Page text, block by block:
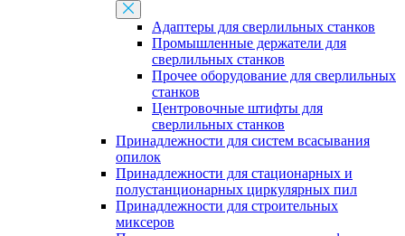
Адаптеры для сверлильных станков
Промышленные держатели для
сверлильных станков
Прочее оборудование для сверлильных
станков
Центровочные штифты для
сверлильных станков
Принадлежности для систем всасывания
опилок
Принадлежности для стационарных и
полустанционарных циркулярных пил
Принадлежности для строительных
миксеров